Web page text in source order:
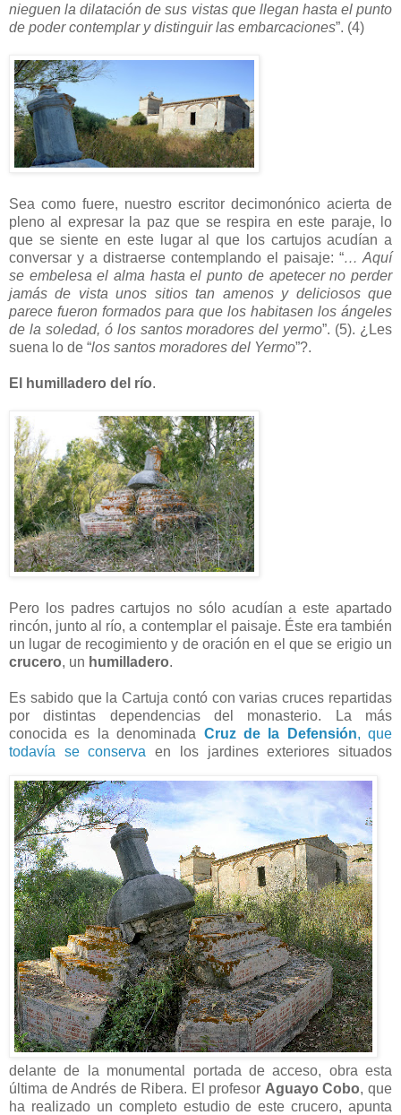
nieguen la dilatación de sus vistas que llegan hasta el punto
de poder contemplar y distinguir las embarcaciones”. (4)
Sea como fuere, nuestro escritor decimonónico acierta de
pleno al expresar la paz que se respira en este paraje, lo
que se siente en este lugar al que los cartujos acudían a
conversar y a distraerse contemplando el paisaje: “… Aquí
se embelesa el alma hasta el punto de apetecer no perder
jamás de vista unos sitios tan amenos y deliciosos que
parece fueron formados para que los habitasen los ángeles
de la soledad, ó los santos moradores del yermo”. (5). ¿Les
suena lo de “los santos moradores del Yermo”?.
El humilladero del río.
Pero los padres cartujos no sólo acudían a este apartado
rincón, junto al río, a contemplar el paisaje. Éste era también
un lugar de recogimiento y de oración en el que se erigio un
crucero, un humilladero.
Es sabido que la Cartuja contó con varias cruces repartidas
por distintas dependencias del monasterio. La más
conocida es la denominada Cruz de la Defensión, que
todavía se conservaen los jardines exteriores situados
delante de la monumental portada de acceso, obra esta
última de Andrés de Ribera. El profesor Aguayo Cobo, que
ha realizado un completo estudio de este crucero, apunta